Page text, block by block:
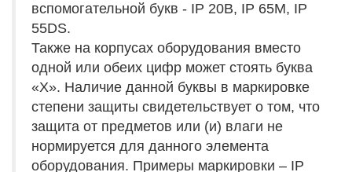
вспомогательной букв - IP 20В, IP 65M, IP
55DS.
Также на корпусах оборудования вместо
одной или обеих цифр может стоять буква
«X». Наличие данной буквы в маркировке
степени защиты свидетельствует о том, что
защита от предметов или (и) влаги не
нормируется для данного элемента
оборудования. Примеры маркировки – IP